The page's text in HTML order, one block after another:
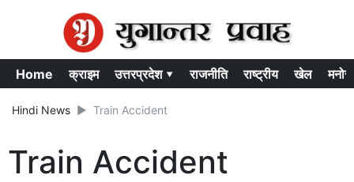
Home क्राइम उत्तरप्रदेश ▾ राजनीति राष्ट्रीय खेल
Hindi News Train Accident
Train Accident